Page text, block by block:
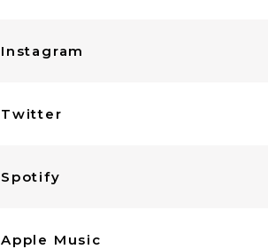
Instagram
Twitter
Spotify
Apple Music